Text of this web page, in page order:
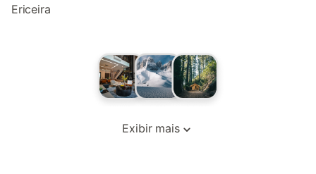
Ericeira
Exibir mais